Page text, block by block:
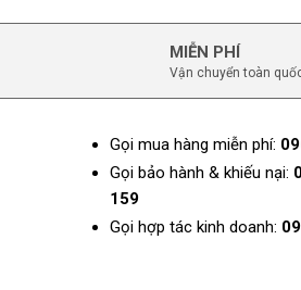
MIỄN PHÍ
Vận chuyển toàn
Gọi mua hàng miễn phí:
Gọi bảo hành & khiếu nại:
159
Gọi hợp tác kinh doanh: